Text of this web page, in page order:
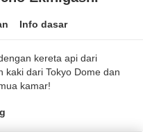
Info dasar
kereta api dari
kaki dari Tokyo Dome dan
kamar!